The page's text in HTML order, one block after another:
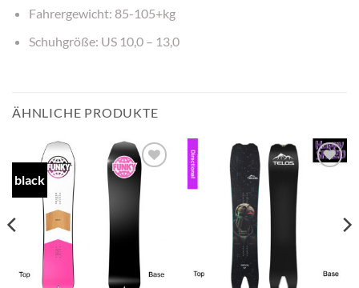
Fahrergewicht: 85-105+kg
Schuhgröße: US 10,0 – 13,0
ÄHNLICHE PRODUKTE
black
Add to
wishlist